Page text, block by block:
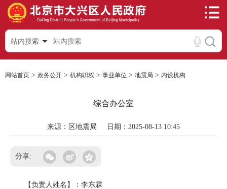
站内搜索
网站首页 > 政务公开 > 机构职权 > 事业单位 > 地震局 > 内设机构
综合办公室
来源：区地震局 日期：2025-08-13 10:45
分享:
【负责人姓名】：李东霖